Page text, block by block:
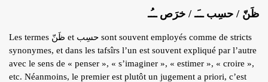
Articles
Podcasts
ARABE MODERNE
CAHIERS D’ACTIVITE
ظَنّ / حسِب ــَـ / خرَص ــُـ
Les termes ظَنّ et حسِب sont souvent employés comme de stricts
synonymes, et dans les tafsîrs l’un est souvent expliqué par l’autre
avec le sens de « penser », « s’imaginer », « estimer », « croire »,
etc. Néanmoins, le premier est plutôt un jugement a priori, c’est